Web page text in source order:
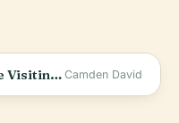
27 Tips I Wish I Knew Before Visiting Venice, Italy Camden David